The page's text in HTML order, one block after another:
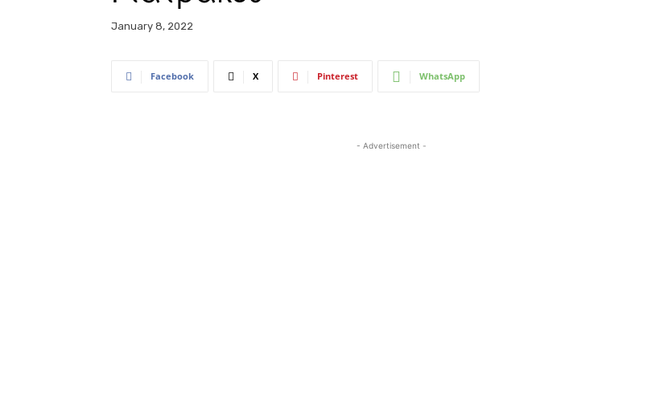
January 8, 2022
Facebook X Pinterest WhatsApp
- Advertisement -